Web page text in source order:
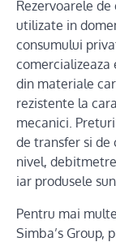
Rezervoarele
utilizate in
consumului
din materiale
rezistente la
mecanici.
de transfer si
nivel,
iar produsele
Pentru mai
Simba’s Group,